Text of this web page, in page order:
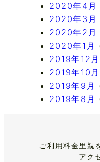
2020年4月
2020年3月
2020年2月
2020年1月
2019年12月
2019年10月
2019年9月
2019年8月
ご利用料金里親
アク